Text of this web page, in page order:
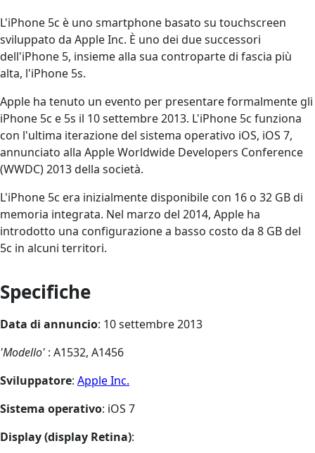
L'iPhone 5c è uno smartphone basato su touchscreen
sviluppato da Apple Inc. È uno dei due successori
dell'iPhone 5, insieme alla sua controparte di fascia più
alta, l'iPhone 5s.
Apple ha tenuto un evento per presentare formalmente gli
iPhone 5c e 5s il 10 settembre 2013. L'iPhone 5c funziona
con l'ultima iterazione del sistema operativo iOS, iOS 7,
annunciato alla Apple Worldwide Developers Conference
(WWDC) 2013 della società.
L'iPhone 5c era inizialmente disponibile con 16 o 32 GB di
memoria integrata. Nel marzo del 2014, Apple ha
introdotto una configurazione a basso costo da 8 GB del
5c in alcuni territori.
Specifiche
Data di annuncio: 10 settembre 2013
'Modello' : A1532, A1456
Sviluppatore: Apple Inc.
Sistema operativo: iOS 7
Display (display Retina):